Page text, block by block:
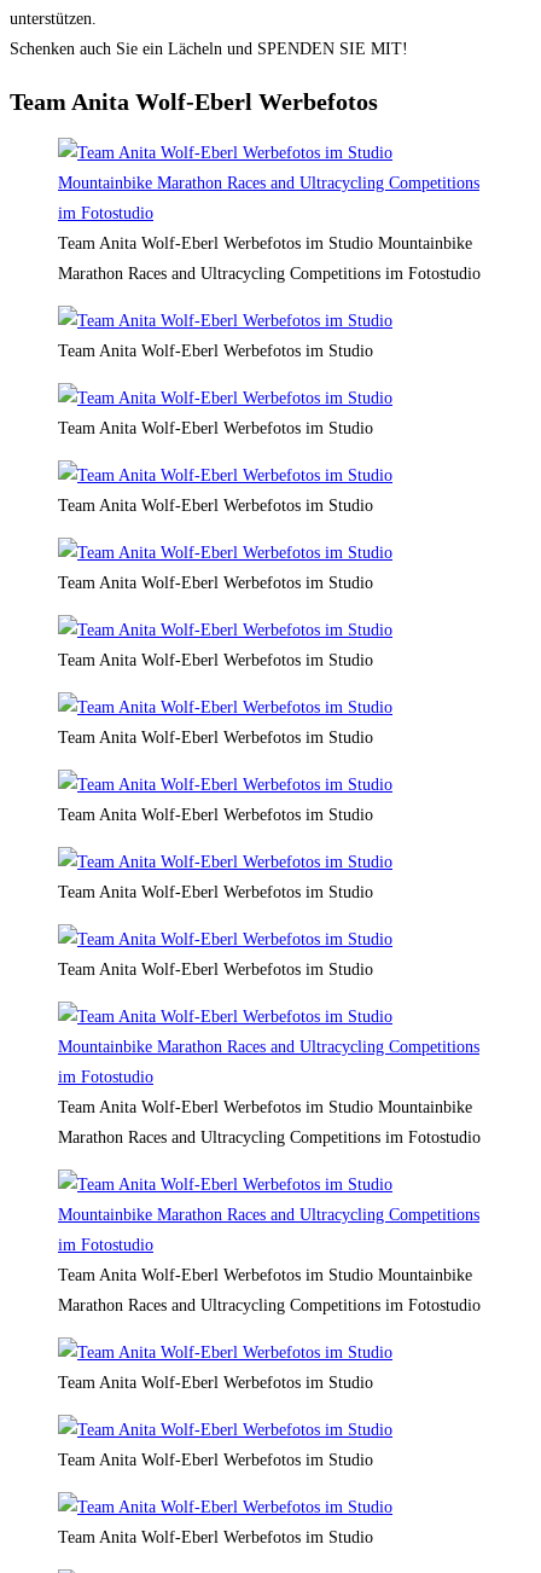
unterstützen.
Schenken auch Sie ein Lächeln und SPENDEN SIE MIT!
Team Anita Wolf-Eberl Werbefotos
Team Anita Wolf-Eberl Werbefotos im Studio Mountainbike
Marathon Races and Ultracycling Competitions im Fotostudio
Team Anita Wolf-Eberl Werbefotos im Studio
Team Anita Wolf-Eberl Werbefotos im Studio
Team Anita Wolf-Eberl Werbefotos im Studio
Team Anita Wolf-Eberl Werbefotos im Studio
Team Anita Wolf-Eberl Werbefotos im Studio
Team Anita Wolf-Eberl Werbefotos im Studio
Team Anita Wolf-Eberl Werbefotos im Studio
Team Anita Wolf-Eberl Werbefotos im Studio
Team Anita Wolf-Eberl Werbefotos im Studio
Team Anita Wolf-Eberl Werbefotos im Studio Mountainbike
Marathon Races and Ultracycling Competitions im Fotostudio
Team Anita Wolf-Eberl Werbefotos im Studio Mountainbike
Marathon Races and Ultracycling Competitions im Fotostudio
Team Anita Wolf-Eberl Werbefotos im Studio
Team Anita Wolf-Eberl Werbefotos im Studio
Team Anita Wolf-Eberl Werbefotos im Studio